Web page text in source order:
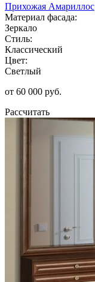
Прихожая Амариллос
Материал фасада:
Зеркало
Стиль:
Классический
Цвет:
Светлый
от 60 000 руб.
Рассчитать